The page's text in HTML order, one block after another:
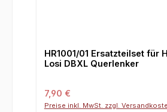
HR1001/01 Ersatzteilset für
Losi DBXL Querlenker
Regulärer Preis:
7,90 €
Preise inkl. MwSt. zzgl.